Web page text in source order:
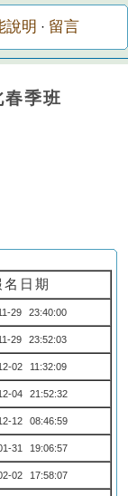
說明 · 留言
季班
名日期
29 23:40:00
29 23:52:03
02 11:32:09
04 21:52:32
12 08:46:59
31 19:06:57
02 17:58:07